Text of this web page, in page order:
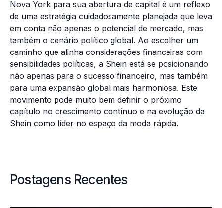
Nova York para sua abertura de capital é um reflexo
de uma estratégia cuidadosamente planejada que leva
em conta não apenas o potencial de mercado, mas
também o cenário político global. Ao escolher um
caminho que alinha considerações financeiras com
sensibilidades políticas, a Shein está se posicionando
não apenas para o sucesso financeiro, mas também
para uma expansão global mais harmoniosa. Este
movimento pode muito bem definir o próximo
capítulo no crescimento contínuo e na evolução da
Shein como líder no espaço da moda rápida.
Postagens Recentes